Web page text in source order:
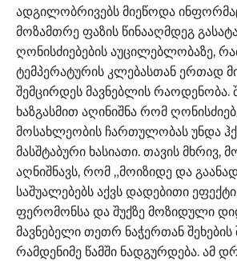
ადგილობრივებს მიეწოდა
მოზამთრე ფაზის წინააღმდეგ
ღონისძიებების აუცილებლობაზე,
ტემპერატურის კლებასთან ერთად
შემცირდეს მავნებლის რაოდენობა.
ხაზგასმით აღინიშნა რომ
მოსახლეობის ჩართულობას უნდა
მასშტაბური ხასიათი. თავის მხრივ,
აღნიშნავს, რომ „მოიზიდე და
საშუალებებს აქვს დადებითი
ფერომონსა და შუქზე მოზიდული
მავნებელი თეთრ ნაჭერთან შეხების
რამდენიმე წამში ნადგურდება. ამ